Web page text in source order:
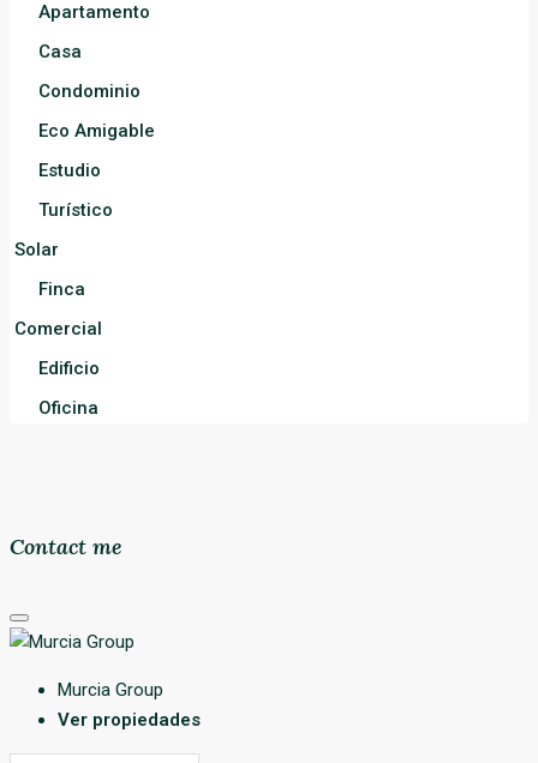
Apartamento
Casa
Condominio
Eco Amigable
Estudio
Turístico
Solar
Finca
Comercial
Edificio
Oficina
Contact me
Murcia Group
Ver propiedades